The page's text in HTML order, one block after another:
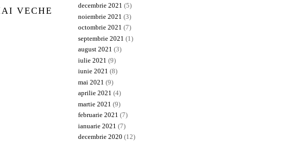
decembrie 2021 (5)
noiembrie 2021 (3)
octombrie 2021 (7)
septembrie 2021 (1)
august 2021 (3)
iulie 2021 (9)
iunie 2021 (8)
mai 2021 (9)
aprilie 2021 (4)
martie 2021 (9)
februarie 2021 (7)
ianuarie 2021 (7)
decembrie 2020 (12)